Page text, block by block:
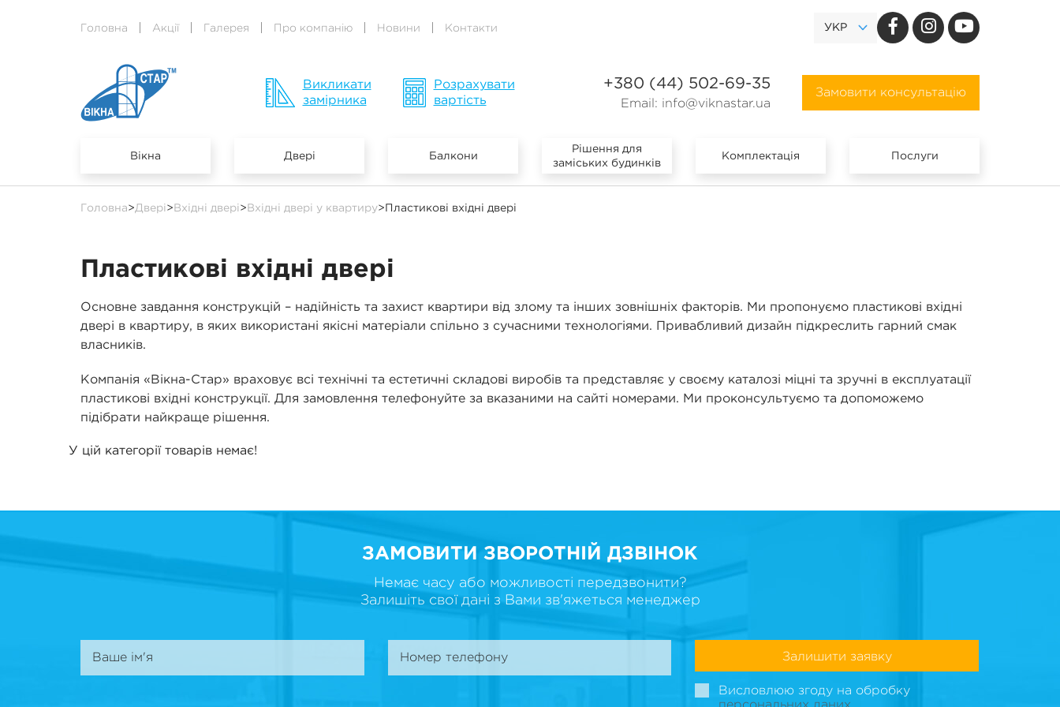
Головна Акції Галерея Про компанію Новини Контакти УКР
Викликати
замірника
Розрахувати
вартість
+380 (44) 502-69-35
Email: info@viknastar.ua
Замовити консультацію
Вікна Двері Балкони
Рішення для
заміських будинків
Комплектація Послуги
Головна>Двері > Вхідні двері > Вхідні двері у квартиру> Пластикові вхідні двері
Пластикові вхідні двері
Основне завдання конструкцій – надійність та захист квартири від злому та інших зовнішніх факторів. Ми пропонуємо пластикові вхідні
двері в квартиру, в яких використані якісні матеріали спільно з сучасними технологіями. Привабливий дизайн підкреслить гарний смак
власників.
Компанія «Вікна-Стар» враховує всі технічні та естетичні складові виробів та представляє у своєму каталозі міцні та зручні в експлуатації
пластикові вхідні конструкції. Для замовлення телефонуйте за вказаними на сайті номерами. Ми проконсультуємо та допоможемо
підібрати найкраще рішення.
У цій категорії товарів немає!
ЗАМОВИТИ ЗВОРОТНІЙ ДЗВІНОК
Немає часу або можливості передзвонити?
Залишіть свої дані з Вами зв'яжеться менеджер
Залишити заявку
Висловлюю згоду на обробку